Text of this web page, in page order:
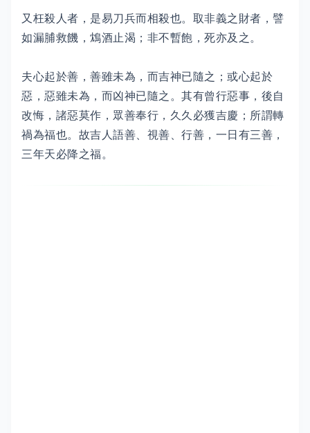
又枉殺人者，是易刀兵而相殺也。取非義之財者，譬
如漏脯救饑，鴆酒止渴；非不暫飽，死亦及之。
夫心起於善，善雖未為，而吉神已隨之；或心起於
惡，惡雖未為，而凶神已隨之。其有曾行惡事，後自
改悔，諸惡莫作，眾善奉行，久久必獲吉慶；所謂轉
禍為福也。故吉人語善、視善、行善，一日有三善，
三年天必降之福。